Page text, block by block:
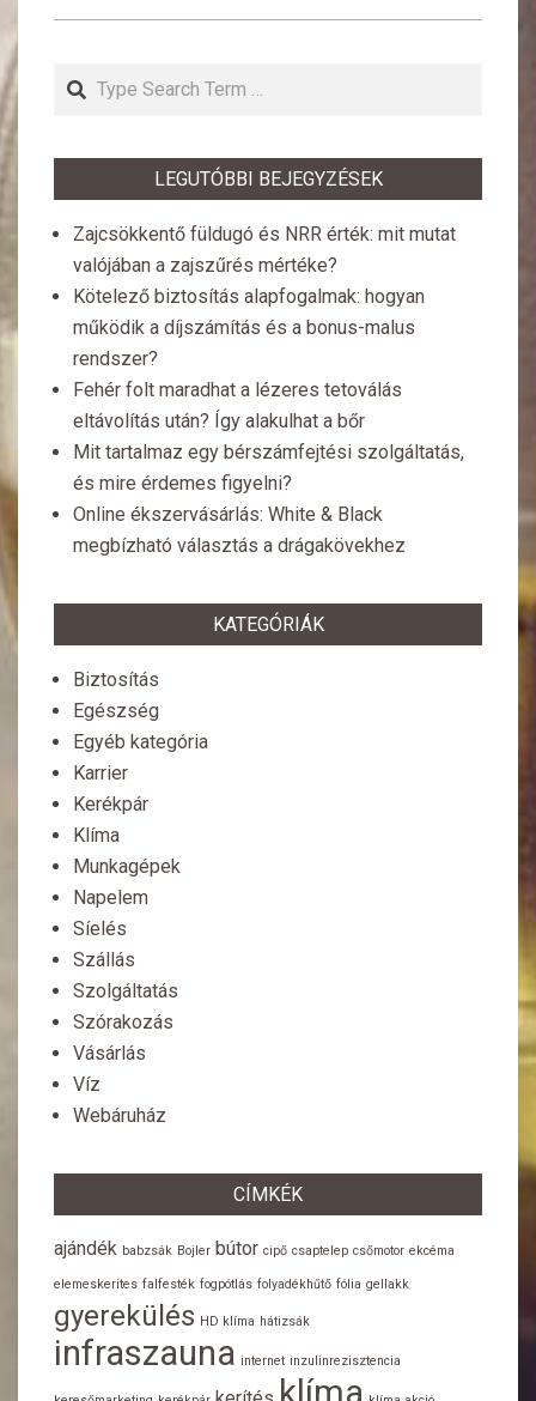
Search
LEGUTÓBBI BEJEGYZÉSEK
Zajcsökkentő füldugó és NRR érték: mit mutat
valójában a zajszűrés mértéke?
Kötelező biztosítás alapfogalmak: hogyan
működik a díjszámítás és a bonus-malus
rendszer?
Fehér folt maradhat a lézeres tetoválás
eltávolítás után? Így alakulhat a bőr
Mit tartalmaz egy bérszámfejtési szolgáltatás,
és mire érdemes figyelni?
Online ékszervásárlás: White & Black
megbízható választás a drágakövekhez
KATEGÓRIÁK
Biztosítás
Egészség
Egyéb kategória
Karrier
Kerékpár
Klíma
Munkagépek
Napelem
Síelés
Szállás
Szolgáltatás
Szórakozás
Vásárlás
Víz
Webáruház
CÍMKÉK
ajándék babzsák Bojler bútor cipő csaptelep csőmotor ekcéma
elemeskerites falfesték fogpótlás folyadékhűtő fólia gellakk
gyerekülés HD klíma hátizsák
infraszauna internet inzulinrezisztencia
klíma